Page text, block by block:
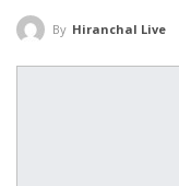
By Hiranchal Live